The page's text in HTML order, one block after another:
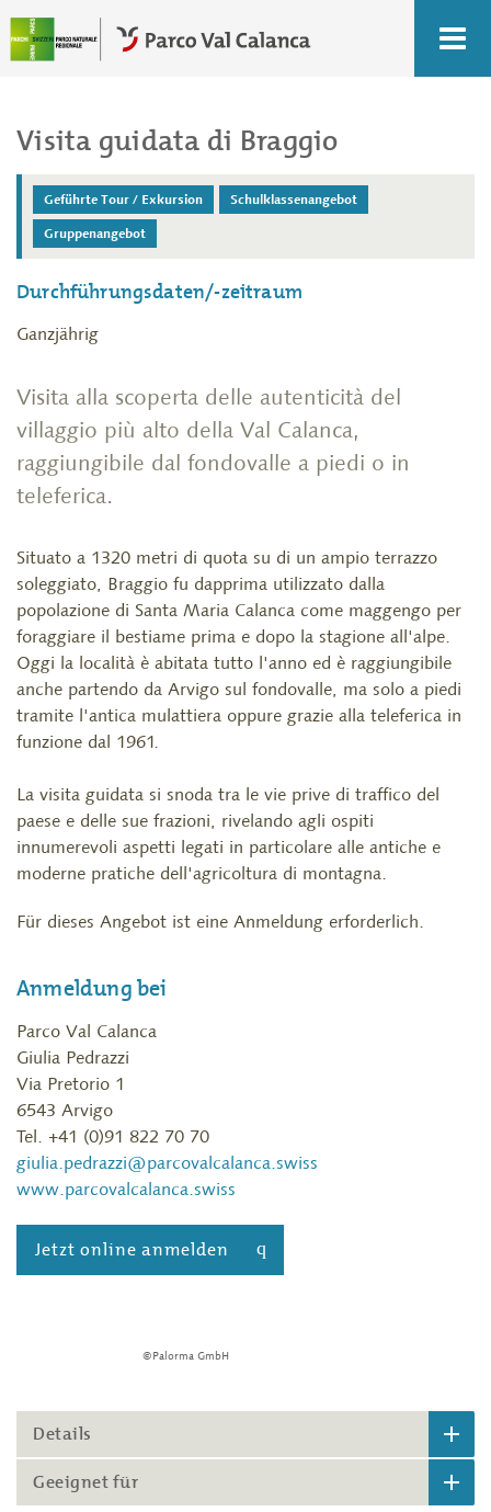
Visita guidata di Braggio
Geführte Tour / Exkursion Schulklassenangebot
Gruppenangebot
Durchführungsdaten/-zeitraum
Ganzjährig
Visita alla scoperta delle autenticità del
villaggio più alto della Val Calanca,
raggiungibile dal fondovalle a piedi o in
teleferica.
Situato a 1320 metri di quota su di un ampio terrazzo
soleggiato, Braggio fu dapprima utilizzato dalla
popolazione di Santa Maria Calanca come maggengo per
foraggiare il bestiame prima e dopo la stagione all'alpe.
Oggi la località è abitata tutto l'anno ed è raggiungibile
anche partendo da Arvigo sul fondovalle, ma solo a piedi
tramite l'antica mulattiera oppure grazie alla teleferica in
funzione dal 1961.
La visita guidata si snoda tra le vie prive di traffico del
paese e delle sue frazioni, rivelando agli ospiti
innumerevoli aspetti legati in particolare alle antiche e
moderne pratiche dell'agricoltura di montagna.
Für dieses Angebot ist eine Anmeldung erforderlich.
Anmeldung bei
Parco Val Calanca
Giulia Pedrazzi
Via Pretorio 1
6543 Arvigo
Tel. +41 (0)91 822 70 70
giulia.pedrazzi@parcovalcalanca.swiss
www.parcovalcalanca.swiss
Jetzt online anmelden
©Palorma GmbH
Details
Geeignet für